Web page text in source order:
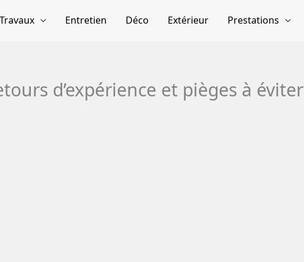
Travaux Entretien Déco Extérieur Prestations
d’expérience et pièges à éviter